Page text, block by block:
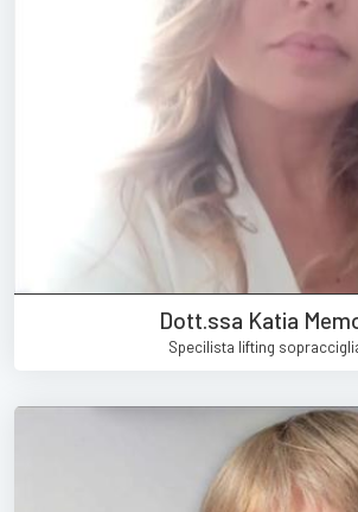
Dott.ssa Katia
Specilista lifting